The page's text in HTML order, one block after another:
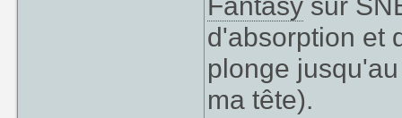
d'absorption et
plonge
ma tête).